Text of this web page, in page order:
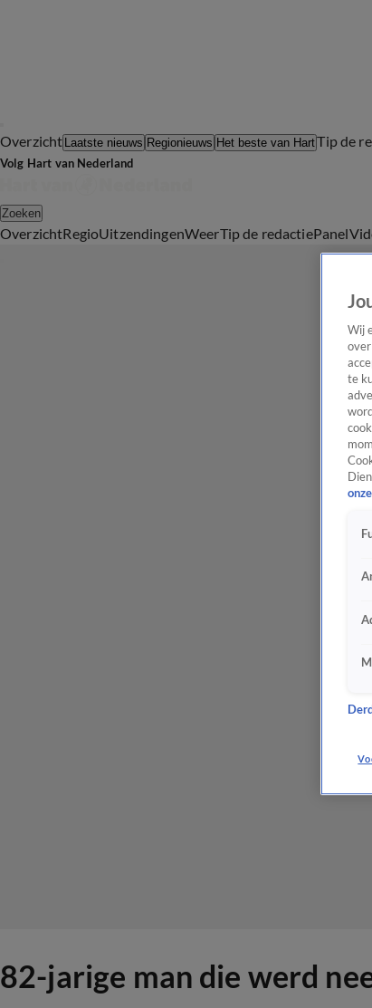
Overzicht Laatste nieuws Regionieuws Het beste van HartTip de
Volg Hart van Nederland
Zoeken
OverzichtRegioUitzendingenWeerTip de redactiePanel
82-jarige man die werd
Wij
te